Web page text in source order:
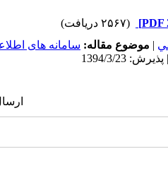
(۲۵۶۷ دریافت)
| موضوع مقاله: سامانه های